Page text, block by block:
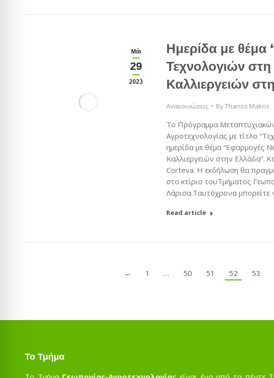
Μάι
29
2023
Ημερίδα με
Τεχνολογιών στη
Καλλιεργειών
Ανακοινώσεις ByThanos Makris
Το Πρόγραμμα
Αγροτεχνολογίας με τίτλο
ημερίδα με θέμα “Εφαρμογές
Καλλιεργειών στην Ελλάδα”.
Corteva. Η εκδήλωση θα
στο κτίριο τουΤμήματος
Λάρισα.Ταυτόχρονα μπορείτε
Read article
← 1 … 50 51 52 53
Το Τμήμα